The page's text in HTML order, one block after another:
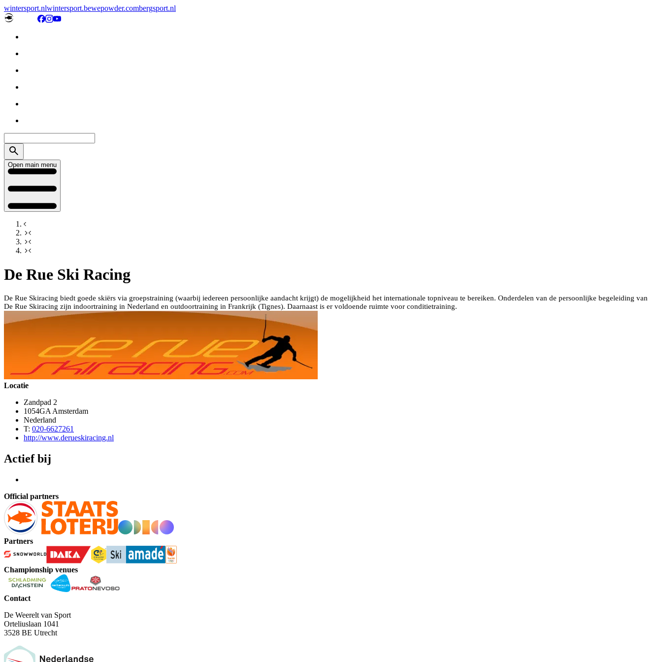
wintersport.nlwintersport.bewepowder.combergsport.nl
Open main menu
De Rue Ski Racing
De Rue Skiracing biedt goede skiërs via groepstraining (waarbij iedereen persoonlijke aandacht krijgt) de mogelijkheid het internationale topniveau te bereiken. Onderdelen van de persoonlijke begeleiding van
De Rue Skiracing zijn indoortraining in Nederland en outdoortraining in Frankrijk (Tignes). Daarnaast is er voldoende ruimte voor conditietraining.
Locatie
Zandpad 2
1054GA Amsterdam
Nederland
T: 020-6627261
http://www.derueskiracing.nl
Actief bij
Official partners
Partners
Championship venues
Contact
De Weerelt van Sport
Orteliuslaan 1041
3528 BE Utrecht